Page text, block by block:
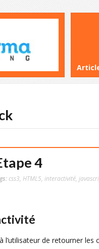
4
css3 HTML5 interactivité
de retourner les